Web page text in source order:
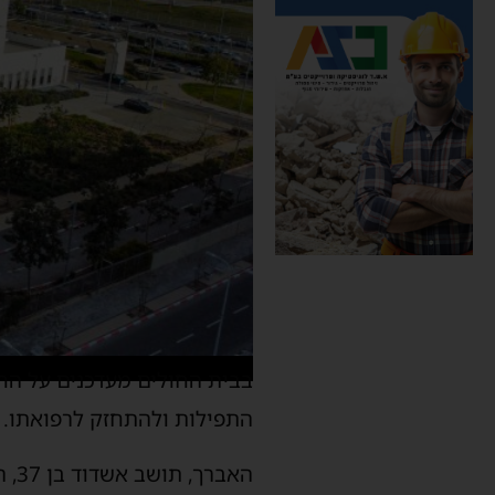
בבית החולים מעדכנים על
התפילות ולהתחזק לרפואתו.
האברך, תושב אשדוד בן 37, התמוטט במהלך ראש השנה בביתו באופן פתאומי.